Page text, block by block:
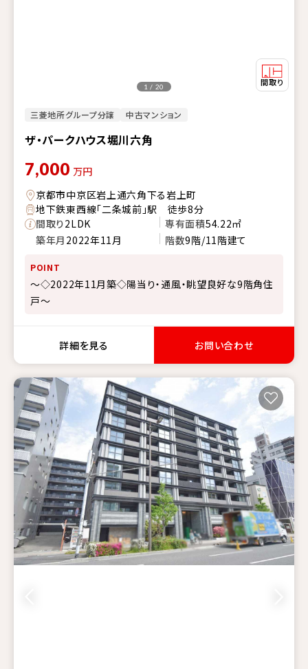
三菱地所グループ分譲 中古マンション
ザ・パークハウス堀川六角
1 / 20
7,000 万円
京都市中京区岩上通六角下る岩上町
地下鉄東西線「二条城前」駅 徒歩8分
間取り2LDK 専有面積54.22㎡
築年月 2022年11月 階数9階/11階建て
POINT
～◇2022年11月築◇陽当り・通風・眺望良好な9階角住
戸～
詳細を見る お問い合わせ